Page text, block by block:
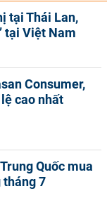
tại Thái Lan,
tại Việt Nam
Consumer,
cao nhất
Quốc mua
tháng 7